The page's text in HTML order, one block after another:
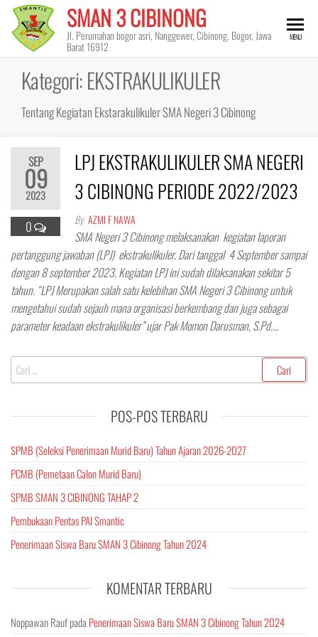
Skip
SMAN 3 CIBINONG
Jl. Perumahan bogor asri, Nanggewer, Cibinong, Bogor, Jawa
Barat 16912
MENU
Kategori:EKSTRAKULIKULER
Tentang Kegiatan Ekstarakulikuler SMA Negeri 3 Cibinong
SEP
09
2023
0
LPJ EKSTRAKULIKULER SMA NEGERI
3 CIBINONG PERIODE 2022/2023
By AZMI F NAWA
SMA Negeri 3 Cibinong melaksanakan kegiatan laporan
pertanggung jawaban (LPJ) ekstrakulikuler. Dari tanggal 4 September sampai
dengan 8 september 2023. Kegiatan LPJ ini sudah dilaksanakan sekitar 5
tahun. “LPJ Merupakan salah satu kelebihan SMA Negeri 3 Cibinong untuk
mengetahui sudah sejauh mana organisasi berkembang dan juga sebagai
parameter keadaan ekstrakulikuler” ujar Pak Momon Darusman, S.Pd.…
Cari
untuk:
POS-POS TERBARU
SPMB (Seleksi Penerimaan Murid Baru) Tahun Ajaran 2026-2027
PCMB (Pemetaan Calon Murid Baru)
SPMB SMAN 3 CIBINONG TAHAP 2
Pembukaan Pentas PAI Smantic
Penerimaan Siswa Baru SMAN 3 Cibinong Tahun 2024
KOMENTAR TERBARU
Noppawan Raufpada Penerimaan Siswa Baru SMAN 3 Cibinong Tahun 2024